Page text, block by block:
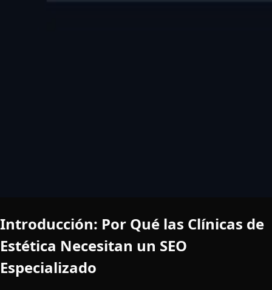
Introducción: Por Qué las Clínicas de
Estética Necesitan un SEO
Especializado